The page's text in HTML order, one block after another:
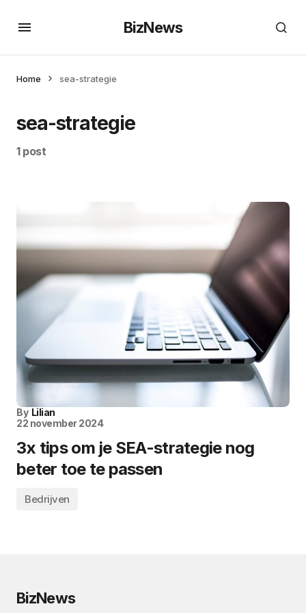
BizNews
Home sea-strategie
sea-strategie
1 post
By Lilian
22 november 2024
3x tips om je SEA-strategie nog
beter toe te passen
Bedrijven
BizNews